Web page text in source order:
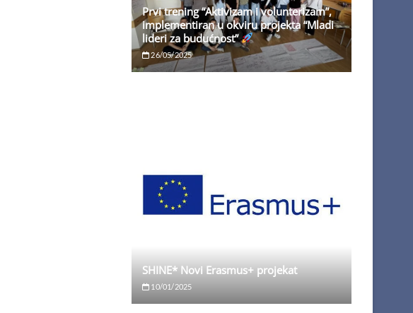
Prvi trening “Aktivizam i volunterizam”,
implementiran u okviru projekta “Mladi
lideri za budućnost”
26/05/2025
SHINE* Novi Erasmus+ projekat
10/01/2025